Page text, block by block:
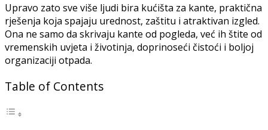
Upravo zato sve više ljudi bira kućišta za kante, praktična
rješenja koja spajaju urednost, zaštitu i atraktivan izgled.
Ona ne samo da skrivaju kante od pogleda, već ih štite od
vremenskih uvjeta i životinja, doprinoseći čistoći i boljoj
organizaciji otpada.
Table of Contents